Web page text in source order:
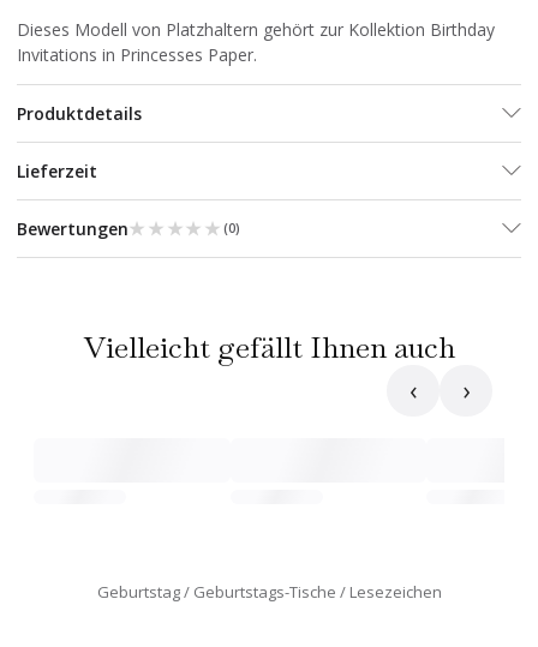
Dieses Modell von Platzhaltern gehört zur Kollektion Birthday
Invitations in Princesses Paper.
Produktdetails
Lieferzeit
Bewertungen★★★★★
★★★★★ (0)
Vielleicht gefällt Ihnen auch
‹ ›
Geburtstag Geburtstags-Tische Lesezeichen